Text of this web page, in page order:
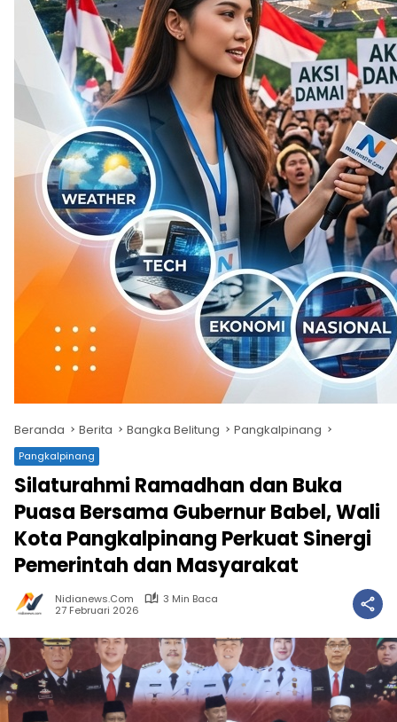
Beranda Berita Bangka Belitung Pangkalpinang
Pangkalpinang
Silaturahmi Ramadhan dan Buka
Puasa Bersama Gubernur Babel, Wali
Kota Pangkalpinang Perkuat Sinergi
Pemerintah dan Masyarakat
Nidianews.com
3 Min Baca
27 Februari 2026